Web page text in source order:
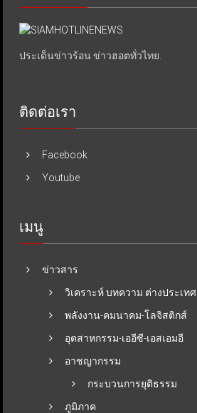
ประเด็นข่าวร้อน ข่าวฮอตทั่วไทย.
ติดต่อเรา
Facebook
Youtube
เมนู
ข่าวสาร
วิเคราะห์ บทความ ต่างประเทศ
พลังงาน-คมนาคม-โลจิสติกส์
อุตสาหกรรม-เออีซี-เอสเอมอี
อาชญากรรม
กระบวนการยุติธรรม
ภูมิภาค